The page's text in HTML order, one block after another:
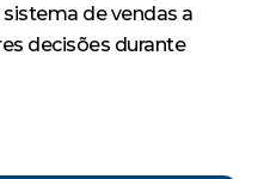
de vendas a
decisões durante